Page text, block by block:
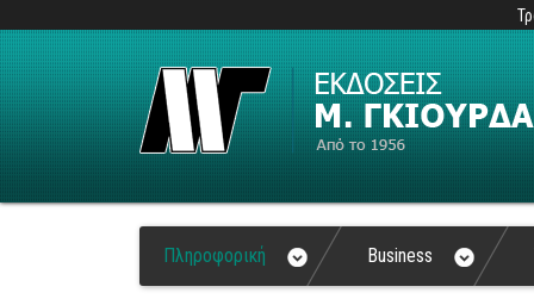
Πληροφορική Business